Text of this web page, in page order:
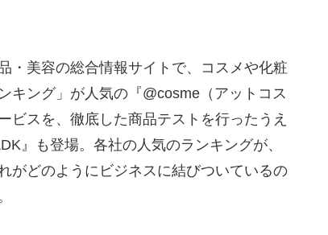
美容の総合情報サイトで、コスメや化粧
キング」が人気の『@cosme（アットコス
ビスを、徹底した商品テストを行ったうえ
』も登場。各社の人気のランキングが、
がどのようにビジネスに結びついているの